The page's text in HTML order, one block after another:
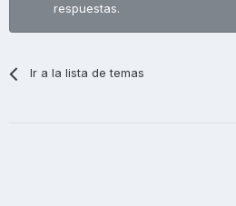
respuestas.
Ir a la lista de temas